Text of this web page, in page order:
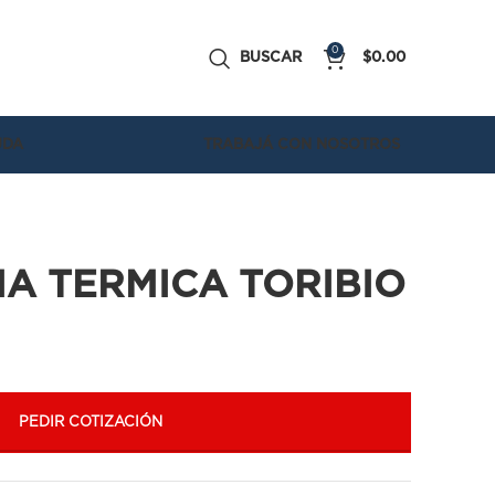
BUSCAR
0
$0.00
TRABAJÁ CON NOSOTROS
TERMICA TORIBIO
PEDIR COTIZACIÓN